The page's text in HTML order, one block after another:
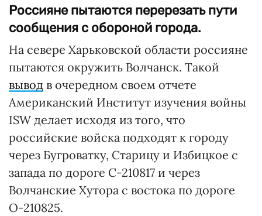
Россияне пытаются перерезать пути
сообщения с обороной города.
На севере Харьковской области россияне
пытаются окружить Волчанск. Такой
вывод в очередном своем отчете
Американский Институт изучения войны
ISW делает исходя из того, что
российские войска подходят к городу
через Бугроватку, Старицу и Избицкое с
запада по дороге С-210817 и через
Волчанские Хутора с востока по дороге
О-210825.